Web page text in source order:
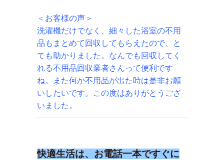
＜お客様の声＞
洗濯機だけでなく、細々した浴室の不用
品もまとめて回収してもらえたので、と
ても助かりました。なんでも回収してく
れる不用品回収業者さんって便利です
ね。また何か不用品が出た時は是非お願
いしたいです。この度はありがとうござ
いました。
快適生活は、お電話一本ですぐに